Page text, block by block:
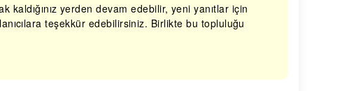
kaldığınız yerden devam edebilir, yeni yanıtlar için
teşekkür edebilirsiniz. Birlikte bu topluluğu